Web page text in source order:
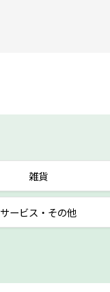
雑貨
サービス・その他